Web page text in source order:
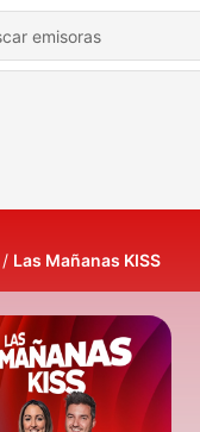
Las Mañanas KISS